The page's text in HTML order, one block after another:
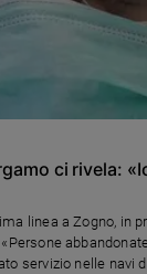
ci rivela:
linea a Zogno, in
servizio nelle navi